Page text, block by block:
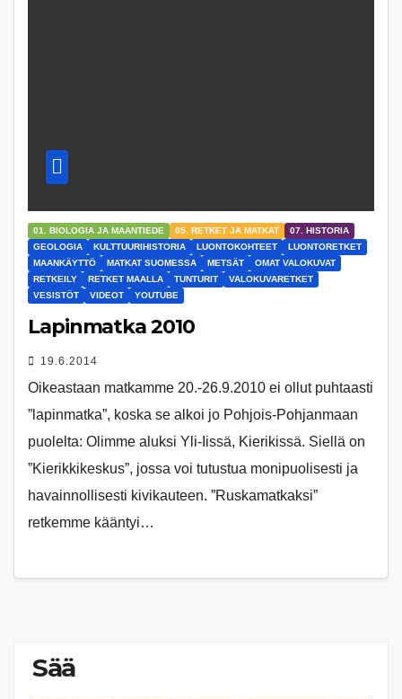
01. BIOLOGIA JA MAANTIEDE 05. RETKET JA MATKAT
07. HISTORIA
GEOLOGIA
KULTTUURIHISTORIA LUONTOKOHTEET
LUONTORETKET
MAANKÄYTTÖ
MATKAT SUOMESSA METSÄT
OMAT VALOKUVAT
RETKEILY
RETKET MAALLA TUNTURIT
VALOKUVARETKET
VESISTÖT
VIDEOT YOUTUBE
Lapinmatka 2010
19.6.2014
Oikeastaan matkamme 20.-26.9.2010 ei ollut puhtaasti
”lapinmatka”, koska se alkoi jo Pohjois-Pohjanmaan
puolelta: Olimme aluksi Yli-Iissä, Kierikissä. Siellä on
”Kierikkikeskus”, jossa voi tutustua monipuolisesti ja
havainnollisesti kivikauteen. ”Ruskamatkaksi”
retkemme kääntyi…
Sää